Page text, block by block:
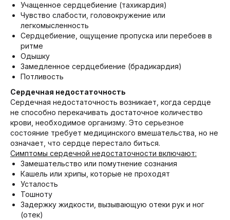
Учащенное сердцебиение (тахикардия)
Чувство слабости, головокружение или
легкомысленность
Сердцебиение, ощущение пропуска или перебоев в
ритме
Одышку
Замедленное сердцебиение (брадикардия)
Потливость
Сердечная недостаточность
Сердечная недостаточность возникает, когда сердце
не способно перекачивать достаточное количество
крови, необходимое организму. Это серьезное
состояние требует медицинского вмешательства, но не
означает, что сердце перестало биться.
Симптомы сердечной недостаточности включают:
Замешательство или помутнение сознания
Кашель или хрипы, которые не проходят
Усталость
Тошноту
Задержку жидкости, вызывающую отеки рук и ног
(отек)